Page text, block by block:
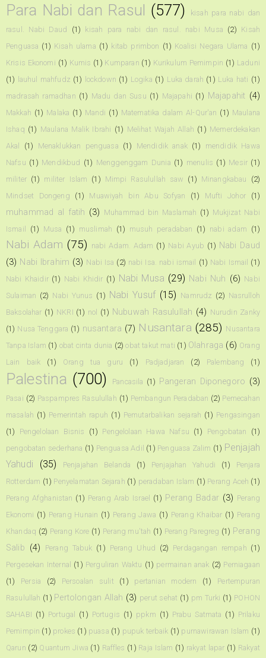
Para Nabi dan Rasul (577)
kisah para nabi dan
rasul. Nabi Daud
(1) kisah para nabi dan rasul. nabi Musa (2) Kisah
Penguasa (1) Kisah ulama (1) kitab primbon (1) Koalisi Negara Ulama (1)
Krisis Ekonomi (1) Kumis (1) Kumparan (1) Kurikulum Pemimpin (1) Laduni
(1) lauhul mahfudz (1) lockdown (1) Logika (1) Luka darah (1) Luka hati (1)
madrasah ramadhan (1) Madu dan Susu (1) Majapahi (1) Majapahit (4)
Makkah (1) Malaka (1) Mandi (1) Matematika dalam Al-Qur'an (1) Maulana
Ishaq (1) Maulana Malik Ibrahi (1) Melihat Wajah Allah (1) Memerdekakan
Akal
(1) Menaklukkan penguasa (1) Mendidik anak (1)
mendidik Hawa
Nafsu (1) Mendikbud (1) Menggenggam Dunia (1) menulis (1) Mesir (1)
militer (1) militer Islam (1) Mimpi Rasulullah saw (1) Minangkabau
(2)
Mindset Dongeng
(1) Muawiyah bin Abu Sofyan (1) Mufti Johor (1)
muhammad al fatih (3) Muhammad bin Maslamah (1) Mukjizat Nabi
Ismail
(1) Musa (1) muslimah (1) musuh peradaban (1) nabi adam (1)
Nabi Adam (75) nabi Adam. Adam (1) Nabi Ayub (1) Nabi Daud
(3) Nabi Ibrahim (3) Nabi Isa (2) nabi Isa. nabi ismail (1) Nabi Ismail (1)
Nabi Khaidir (1) Nabi Khidir (1) Nabi Musa (29) Nabi Nuh (6) Nabi
Sulaiman (2) Nabi Yunus (1) Nabi Yusuf (15) Namrudz (2) Nasrulloh
Baksolahar (1) NKRI (1) nol (1) Nubuwah Rasulullah (4) Nurudin Zanky
(1) Nusa Tenggara (1) nusantara (7) Nusantara (285) Nusantara
Tanpa Islam (1) obat cinta dunia (2) obat takut mati (1) Olahraga (6) Orang
Lain baik
(1) Orang tua guru (1) Padjadjaran (2) Palembang (1)
Palestina (700) Pancasila (1) Pangeran Diponegoro (3)
Pasai (2) Paspampres Rasulullah (1) Pembangun Peradaban (2) Pemecahan
masalah (1) Pemerintah rapuh (1) Pemutarbalikan sejarah (1) Pengasingan
(1)
Pengelolaan Bisnis (1) Pengelolaan Hawa Nafsu (1) Pengobatan
(1)
pengobatan sederhana (1) Penguasa Adil (1) Penguasa Zalim (1) Penjajah
Yahudi
(35) Penjajahan Belanda (1) Penjajahan Yahudi (1)
Penjara
Rotterdam (1) Penyelamatan Sejarah (1) peradaban Islam (1) Perang Aceh (1)
Perang Afghanistan (1) Perang Arab Israel (1) Perang Badar (3) Perang
Ekonomi (1) Perang Hunain (1) Perang Jawa (1) Perang Khaibar (1) Perang
Khandaq (2) Perang Kore (1) Perang mu'tah (1) Perang Paregreg (1) Perang
Salib (4) Perang Tabuk (1) Perang Uhud (2) Perdagangan rempah (1)
Pergesekan Internal (1) Perguliran Waktu (1) permainan anak (2) Perniagaan
(1)
Persia (2) Persoalan sulit (1) pertanian modern (1)
Pertempuran
Rasulullah (1) Pertolongan Allah (3) perut sehat (1) pm Turki (1) POHON
SAHABI (1) Portugal (1) Portugis (1) ppkm (1) Prabu Satmata (1) Prilaku
Pemimpin (1) prokes (1) puasa (1) pupuk terbaik (1) purnawirawan Islam (1)
Qarun (2) Quantum Jiwa (1) Raffles (1) Raja Islam (1) rakyat lapar (1) Rakyat